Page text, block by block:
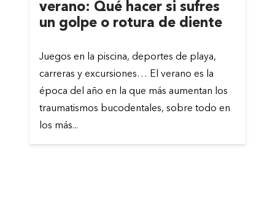
verano: Qué hacer si sufres
un golpe o rotura de diente
Juegos en la piscina, deportes de playa,
carreras y excursiones… El verano es la
época del año en la que más aumentan los
traumatismos bucodentales, sobre todo en
los más...